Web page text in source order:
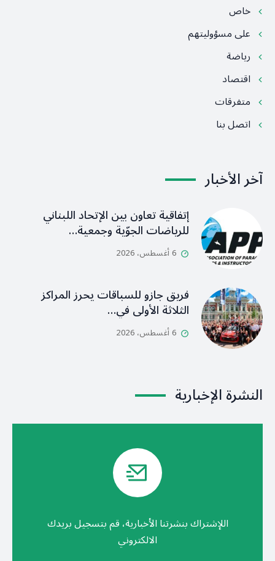
خاص
على مسؤوليتهم
رياضة
اقتصاد
متفرقات
اتصل بنا
آخر الأخبار
إتفاقية تعاون بين الإتحاد اللبناني
للرياضات الجوّية وجمعية…
6 أغسطس، 2026
فريق جازو للسباقات يحرز المراكز
الثلاثة الأولى في…
6 أغسطس، 2026
النشرة الإخبارية
اللإشتراك بنشرتنا الأخبارية، قم بتسجيل بريدك
الالكتروني